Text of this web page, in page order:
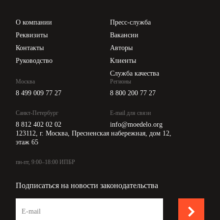
О компании
Реквизиты
Контакты
Руководство
Пресс-служба
Вакансии
Авторы
Клиенты
Служба качества
Москва
8 499 009 77 27
Санкт-Петербург
8 812 402 02 02
Регионы
8 800 200 77 27
E-mail для связи
info@moedelo.org
123112, г. Москва, Пресненская набережная, дом 12,
этаж 65
пн-пт, 9:00–18:00 ИПБР
Подписаться на новости законодательства